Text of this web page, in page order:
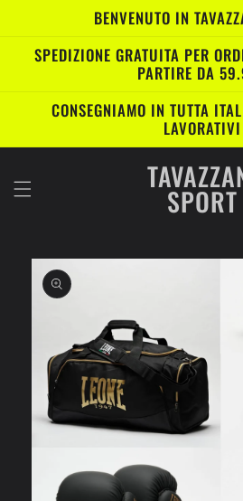
direttamenteBENVENUTO IN
SPEDIZIONE GRATUITA PER
PARTIRE DA
CONSEGNIAMO IN TUTTA
LAVORATIVI
SPORT
Passa alle
informazioni
sul prodotto